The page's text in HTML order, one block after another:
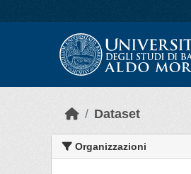
Dataset
Organizzazioni